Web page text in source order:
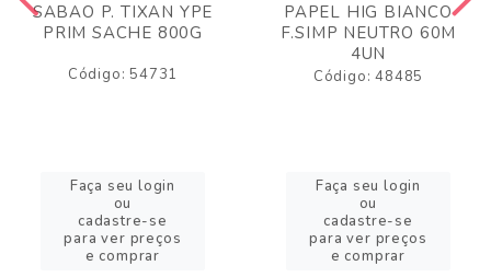
SABAO P. TIXAN YPE
PRIM SACHE 800G
Código: 54731
Faça seu login
ou
cadastre-se
para ver preços
e comprar
PAPEL HIG BIANCO
F.SIMP NEUTRO 60M
4UN
Código: 48485
Faça seu login
ou
cadastre-se
para ver preços
e comprar